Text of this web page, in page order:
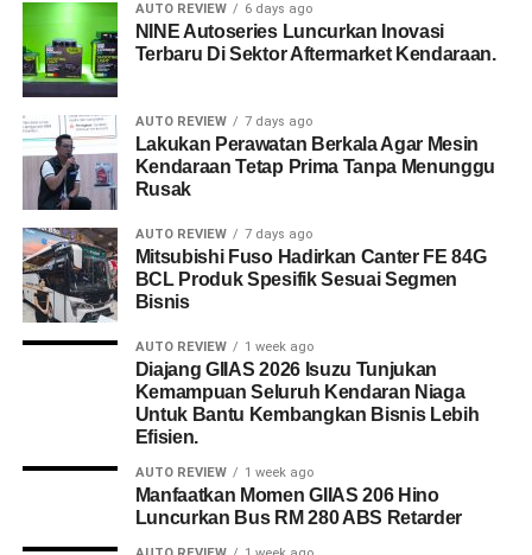
AUTO REVIEW 6 days ago
NINE Autoseries Luncurkan Inovasi
Terbaru Di Sektor Aftermarket Kendaraan.
AUTO REVIEW 7 days ago
Lakukan Perawatan Berkala Agar Mesin
Kendaraan Tetap Prima Tanpa Menunggu
Rusak
AUTO REVIEW 7 days ago
Mitsubishi Fuso Hadirkan Canter FE 84G
BCL Produk Spesifik Sesuai Segmen
Bisnis
AUTO REVIEW 1 week ago
Diajang GIIAS 2026 Isuzu Tunjukan
Kemampuan Seluruh Kendaran Niaga
Untuk Bantu Kembangkan Bisnis Lebih
Efisien.
AUTO REVIEW 1 week ago
Manfaatkan Momen GIIAS 206 Hino
Luncurkan Bus RM 280 ABS Retarder